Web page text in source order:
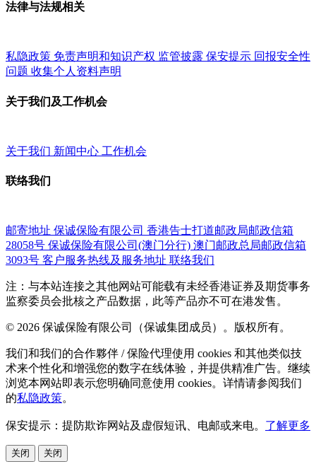
法律与法规相关
私隐政策 免责声明和知识产权 监管披露 保安提示 回报安全性
问题 收集个人资料声明
关于我们及工作机会
关于我们 新闻中心 工作机会
联络我们
邮寄地址 保诚保险有限公司 香港告士打道邮政局邮政信箱
28058号 保诚保险有限公司(澳门分行) 澳门邮政总局邮政信箱
3093号 客户服务热线及服务地址 联络我们
注：与本站连接之其他网站可能载有未经香港证券及期货事务
监察委员会批核之产品数据，此等产品亦不可在港发售。
© 2026 保诚保险有限公司（保诚集团成员）。版权所有。
我们和我们的合作夥伴 / 保险代理使用 cookies 和其他类似技
术来个性化和增强您的数字在线体验，并提供精准广告。继续
浏览本网站即表示您明确同意使用 cookies。详情请参阅我们
的私隐政策。
保安提示：提防欺诈网站及虚假短讯、电邮或来电。 了解更多
关闭 关闭